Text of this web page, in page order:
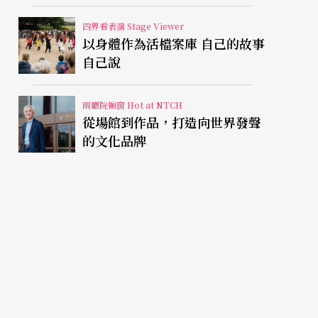
四界看表演 Stage Viewer
以身體作為活檔案庫 自己的故事
自己說
兩廳院櫥窗 Hot at NTCH
從場館到作品，打造向世界發聲
的文化品牌